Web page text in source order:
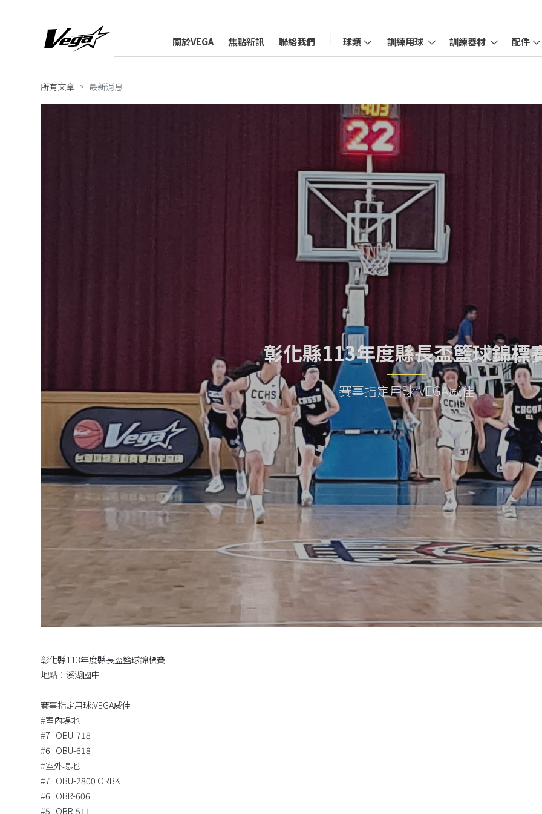
關於VEGA 焦點新訊 聯絡我們 球類 訓練用球 訓練器材 配件
所有文章 最新消息
彰化縣113年度縣長盃籃球錦標
賽事指定用球:VEGA威佳
彰化縣113年度縣長盃籃球錦標賽
地點：溪湖國中
賽事指定用球:VEGA威佳
#室內場地
#7 OBU-718
#6 OBU-618
#室外場地
#7 OBU-2800 ORBK
#6 OBR-606
#5 OBR-511